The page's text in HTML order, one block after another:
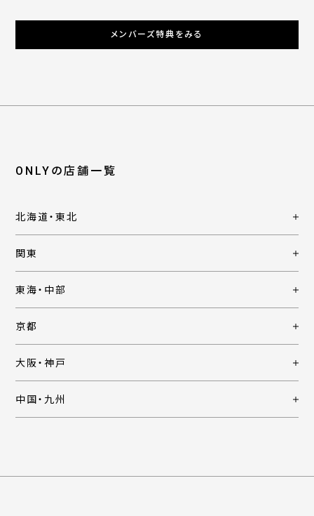
メンバーズ特典をみる
ONLYの店舗一覧
北海道・東北
関東
東海・中部
京都
大阪・神戸
中国・九州